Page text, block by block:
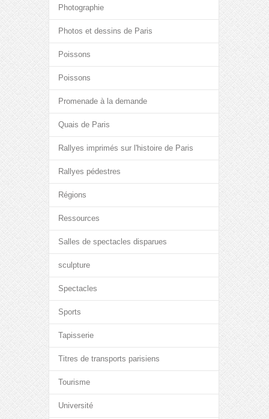
Photographie
Photos et dessins de Paris
Poissons
Poissons
Promenade à la demande
Quais de Paris
Rallyes imprimés sur l'histoire de Paris
Rallyes pédestres
Régions
Ressources
Salles de spectacles disparues
sculpture
Spectacles
Sports
Tapisserie
Titres de transports parisiens
Tourisme
Université